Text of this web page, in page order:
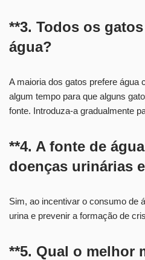
**3. Todos os
água?
A maioria dos gatos prefere água
algum tempo para que alguns
fonte. Introduza-a gradualmente
**4. A fonte de
doenças urinárias
Sim, ao incentivar o consumo de
urina e prevenir a formação de
**5. Qual o melhor